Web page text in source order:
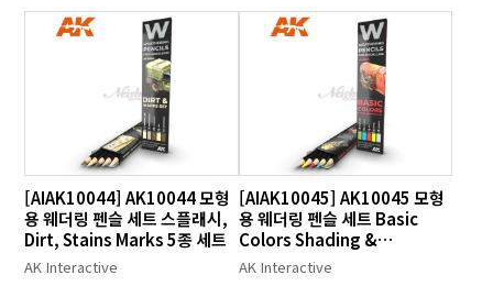
[AIAK10044] AK10044 모형
용 웨더링 펜슬 세트 스플래시,
Dirt, Stains Marks 5종 세트
AK Interactive
[AIAK10045] AK10045 모형
용 웨더링 펜슬 세트 Basic
Colors Shading &
Demotion 5종 세트
AK Interactive